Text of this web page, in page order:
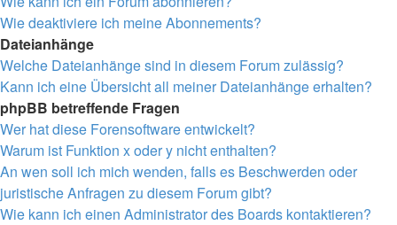
Wie deaktiviere ich meine Abonnements?
Dateianhänge
Welche Dateianhänge sind in diesem Forum zulässig?
Kann ich eine Übersicht all meiner Dateianhänge erhalten?
phpBB betreffende Fragen
Wer hat diese Forensoftware entwickelt?
Warum ist Funktion x oder y nicht enthalten?
An wen soll ich mich wenden, falls es Beschwerden oder
juristische Anfragen zu diesem Forum gibt?
Wie kann ich einen Administrator des Boards kontaktieren?